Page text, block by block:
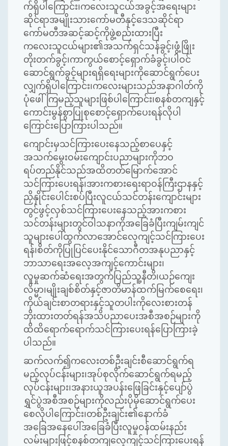
က်ရှိပါကြောင်း၊ကလေးသူငယ်အခွင့်အရေးများ
ဆိုင်ရာအမျိုးသားကော်မတီနှင့်ဒေသဆိုင်ရာ
ကော်မတီအဆင့်ဆင့်ကိုဖွဲ့စည်းထားပြီး
ကလေးသူငယ်များ၏အသက်ရှင်သန်ခွင့်၊ဖွံ့ဖြိုး
တိုးတက်ခွင့်၊ကာကွယ်စောင့်ရှောက်ခံခွင့်၊ပါဝင်
ဆောင်ရွက်ခွင့်များရရှိရေးများကိုဆောင်ရွက်ပေး
လျှက်ရှိပါကြောင်း၊ကလေးများသည်အနာဂါတ်ကို
ပုံဖေါ်ကြမည့်သူများဖြစ်ပါကြောင်း၊စနစ်တကျနှင့်
ကောင်းမွန်စွာပြုစုစောင့်ရှောက်ပေးရန်လိုပါ
ကြောင်းပြောကြားပါသည်။
ကျောင်းမှသင်ကြားပေးနေသည့်စာပေနှင့်
အသက်မွေးဝမ်းကျောင်းပညာများကိုဘဝ
ရပ်တည်နိုင်သည်အထိတတ်မြောက်အောင်
သင်ကြားပေးရန်၊အားကစားရေးရာဝန်ကြီးဌာနနှင့်
ညှိနှိုင်းပေါင်းစပ်ပြီးလူငယ်သင်တန်းကျောင်းများ
တွင်ဖွင့်လှစ်သင်ကြားပေးနေသည့်အားကစား
သင်တန်းများတွင်ဝါသနာကိုအခြေခံပြီးကျမ်းကျင်
သူများပေါ်ထွက်လာအောင်လေ့ကျင့်သင်ကြားပေး
ရန်၊စိတ်ကိုပြုပြင်ပေးနိုင်သောဂီတအနုပညာနှင့်
ဘာသာရေးအလေ့အကျင့်ကောင်းများ၊
လူမှုဆက်ဆံရေးအတွက်ပြည်သူ့နီတိ၊ယဉ်ကျေး
လိမ္မာ၊မျိုးချစ်စိတ်နှင့်ဇာတိမာန်ထက်မြက်စေရေး၊
ကိုယ်ချင်းစာတရားနှင့်သူတပါးကိုလေးစားတန်
ဘိုးထားတတ်ရန်အသိပညာပေးအစီအစဉ်များကို
ထိထိရောက်ရောက်သင်ကြားပေးရန်ပြောကြားခဲ့
ပါသည်။
ဆက်လက်၍ကလေးတစ်ဦးချင်းစီဆောင်ရွက်ရ
မည့်လုပ်ငန်းများ၊အုပ်စုလိုက်ဆောင်ရွက်ရမည့်
လုပ်ငန်းများ၊အနားယူအပန်းဖြေခြင်းနှင့်ပျော်ပွဲ
ရွှင်ပွဲအစီအစဉ်များကိုလည်းပိုမိုဆောင်ရွက်ပေး
စေလိုပါကြောင်း၊တစ်ဦးချင်း၏နောက်ခံ
အခြေအနေပေါ်အခြေခံပြီးလူမှုဝန်ထမ်းနည်း
လမ်းများဖြင့်စနစ်တကျလေ့ကျင့်သင်ကြားပေးရန်